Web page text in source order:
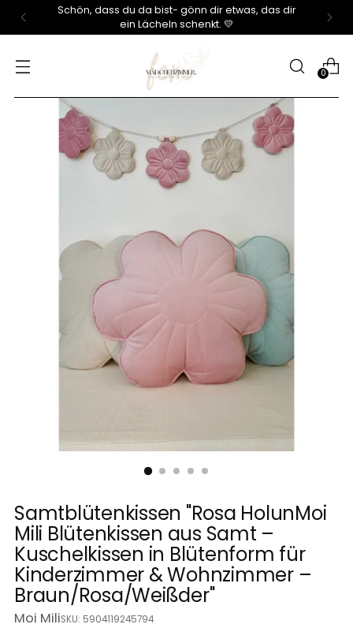
Mädchenzimmer – Möbel, Wohnaccessoires &
Dekoration für stilvolles Wohnen
0
Samtblütenkissen "Rosa HolunMoi
Mili Blütenkissen aus Samt –
Kuschelkissen in Blütenform für
Kinderzimmer & Wohnzimmer –
Braun/Rosa/Weißder"
Moi MiliSKU: 5904119245794